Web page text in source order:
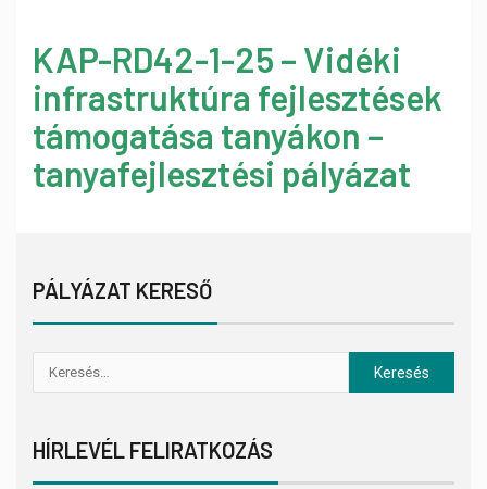
KAP-RD42-1-25 – Vidéki
infrastruktúra fejlesztések
támogatása tanyákon –
tanyafejlesztési pályázat
PÁLYÁZAT KERESŐ
HÍRLEVÉL FELIRATKOZÁS